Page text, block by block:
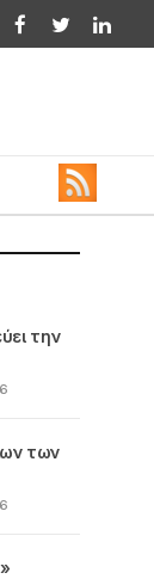
Facebook
Twitter
την
των